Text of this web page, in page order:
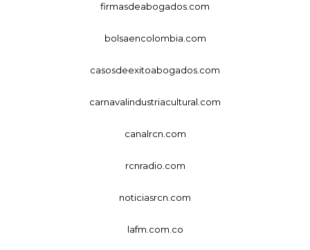
firmasdeabogados.com
bolsaencolombia.com
casosdeexitoabogados.com
carnavalindustriacultural.com
canalrcn.com
rcnradio.com
noticiasrcn.com
lafm.com.co